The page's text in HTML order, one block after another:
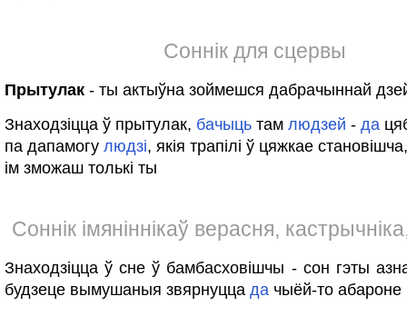
Соннік для сцервы
Прытулак - ты актыўна зоймешся дабрачыннай
Знаходзіцца ў прытулак, бачыць там людзей - да
па дапамогу людзі, якія трапілі ў цяжкае
ім зможаш толькі ты
Соннік імяніннікаў верасня,
Знаходзіцца ў сне ў бамбасховішчы - сон гэты
будзеце вымушаныя звярнуцца да чыёй-то абароне